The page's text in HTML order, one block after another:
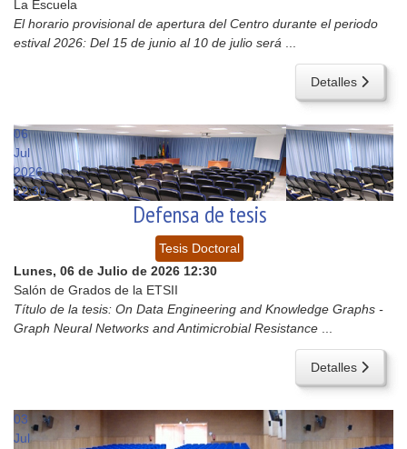
La Escuela
El horario provisional de apertura del Centro durante el periodo
estival 2026: Del 15 de junio al 10 de julio será
Detalles
06
Jul
2026
12:30
Defensa de tesis
Tesis Doctoral
Lunes, 06 de Julio de 2026 12:30
Salón de Grados de la ETSII
Título de la tesis: On Data Engineering and Knowledge Graphs -
Graph Neural Networks and Antimicrobial Resistance
Detalles
03
Jul